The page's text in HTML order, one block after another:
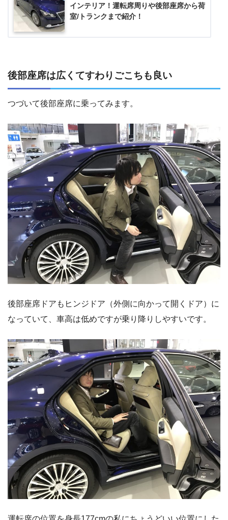
インテリア！運転席周りや後部座席から荷
室/トランクまで紹介！
後部座席は広くてすわりごこちも良い
つづいて後部座席に乗ってみます。
後部座席ドアもヒンジドア（外側に向かって開くドア）に
なっていて、車高は低めですが乗り降りしやすいです。